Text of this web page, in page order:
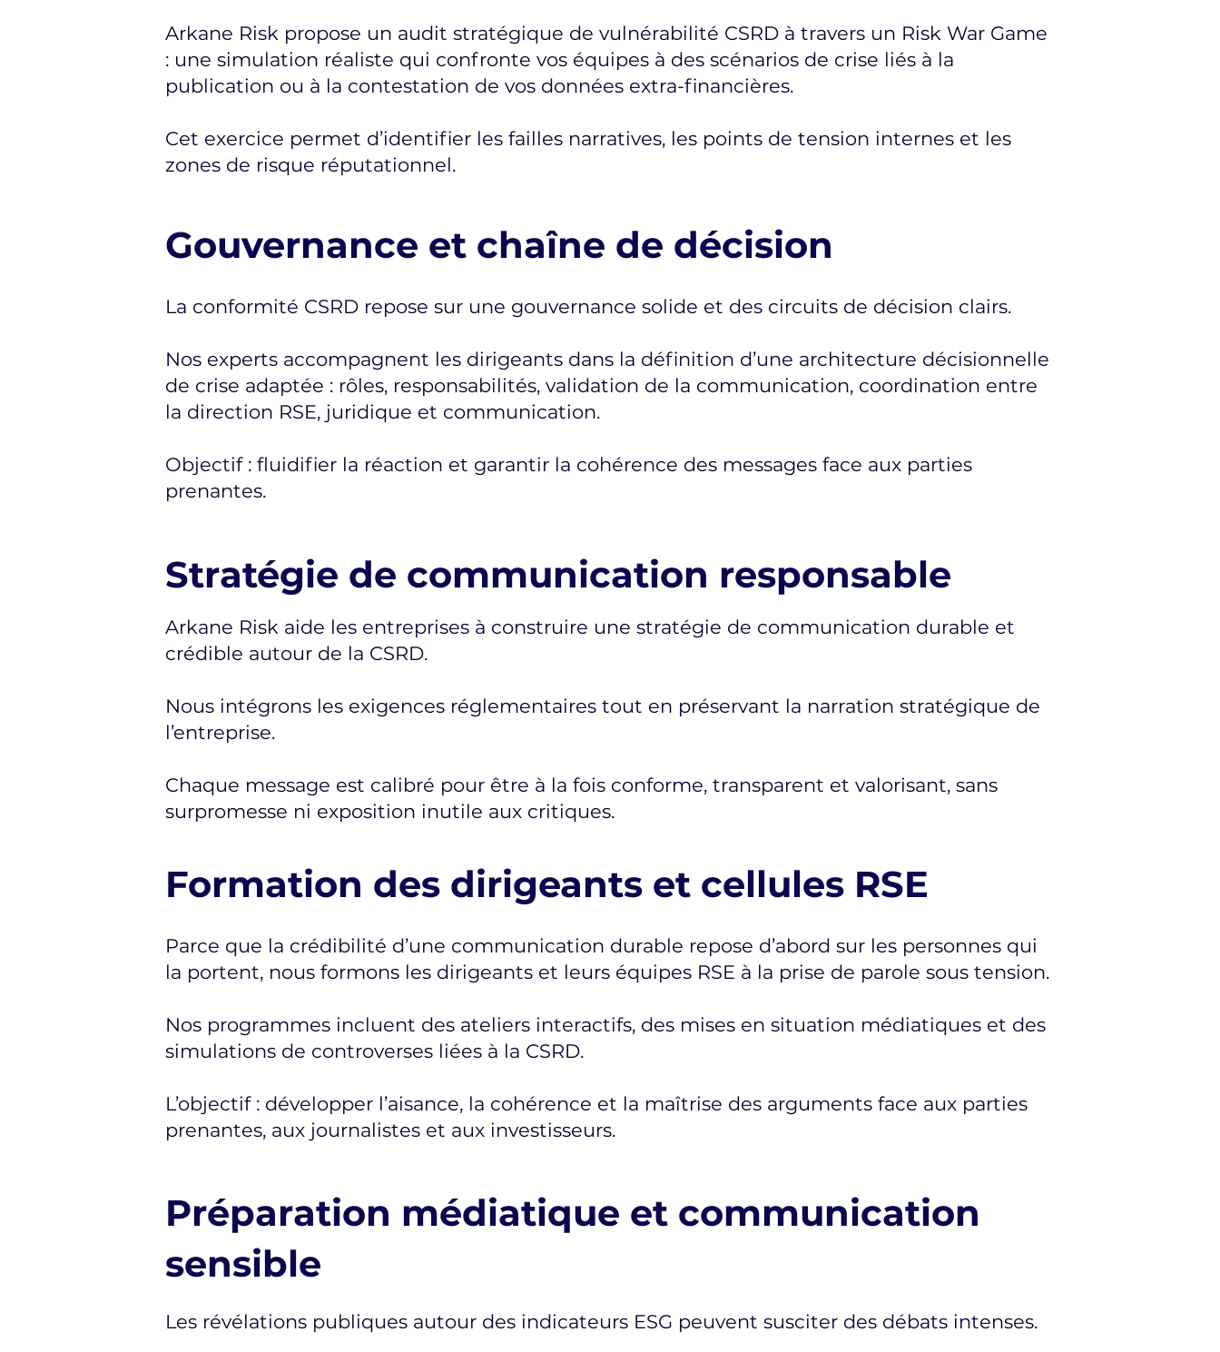
Arkane Risk propose un audit stratégique de vulnérabilité CSRD à travers un Risk War Game
: une simulation réaliste qui confronte vos équipes à des scénarios de crise liés à la
publication ou à la contestation de vos données extra-financières.
Cet exercice permet d’identifier les failles narratives, les points de tension internes et les
zones de risque réputationnel.
Gouvernance et chaîne de décision
La conformité CSRD repose sur une gouvernance solide et des circuits de décision clairs.
Nos experts accompagnent les dirigeants dans la définition d’une architecture décisionnelle
de crise adaptée : rôles, responsabilités, validation de la communication, coordination entre
la direction RSE, juridique et communication.
Objectif : fluidifier la réaction et garantir la cohérence des messages face aux parties
prenantes.
Stratégie de communication responsable
Arkane Risk aide les entreprises à construire une stratégie de communication durable et
crédible autour de la CSRD.
Nous intégrons les exigences réglementaires tout en préservant la narration stratégique de
l’entreprise.
Chaque message est calibré pour être à la fois conforme, transparent et valorisant, sans
surpromesse ni exposition inutile aux critiques.
Formation des dirigeants et cellules RSE
Parce que la crédibilité d’une communication durable repose d’abord sur les personnes qui
la portent, nous formons les dirigeants et leurs équipes RSE à la prise de parole sous tension.
Nos programmes incluent des ateliers interactifs, des mises en situation médiatiques et des
simulations de controverses liées à la CSRD.
L’objectif : développer l’aisance, la cohérence et la maîtrise des arguments face aux parties
prenantes, aux journalistes et aux investisseurs.
Préparation médiatique et communication
sensible
Les révélations publiques autour des indicateurs ESG peuvent susciter des débats intenses.